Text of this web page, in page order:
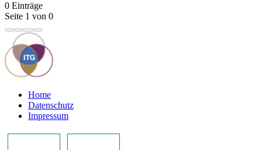
0 Einträge
Seite 1 von 0
Home
Datenschutz
Impressum